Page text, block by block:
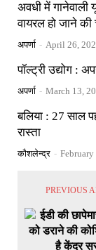
अवधी में गानेवाली
वायरल हो जाने की
अपर्णा - April 26,
पॉल्ट्री उद्योग :
अपर्णा - March 13,
बलिया : 27 साल
रास्ता
कौशलेन्द्र -
PREVIOUS